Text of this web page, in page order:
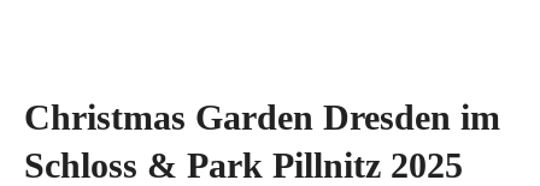
Christmas Garden Dresden im
Schloss & Park Pillnitz 2025